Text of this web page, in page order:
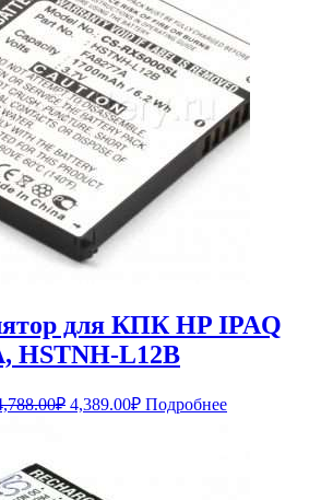
для КПК HP IPAQ
HSTNH-L12B
₽ Первоначальная
4,389.00₽Текущая
цена:
Подробнее